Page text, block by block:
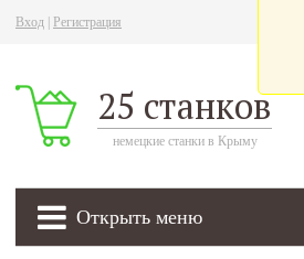
Вход Регистрация
25 станков
немецкие станки в Крыму
Открыть меню